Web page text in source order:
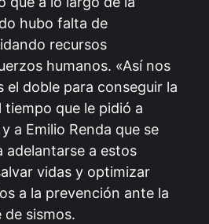
hubo falta de
recursos
humanos. «Así nos
el doble para conseguir la
que le pidió a
a Emilio Renda que se
adelantarse a estos
vidas y optimizar
a la prevención ante la
sismos.